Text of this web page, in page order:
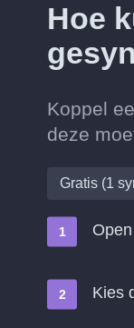
Hoe
Koppel
deze
Gratis (1
Kies